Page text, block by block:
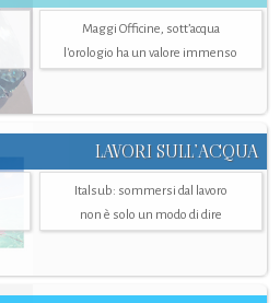
Maggi Officine, sott’acqua
l'orologio ha un valore immenso
LAVORI SULL’ACQUA
Italsub: sommersi dal lavoro
non è solo un modo di dire